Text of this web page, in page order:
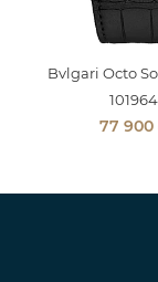
Bvlgari Octo
101964
77 900